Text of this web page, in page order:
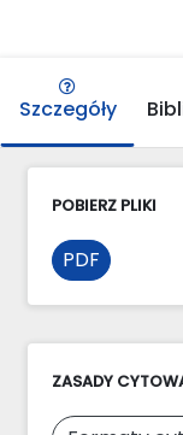
Szczegóły
POBIERZ PLIKI
PDF
ZASADY